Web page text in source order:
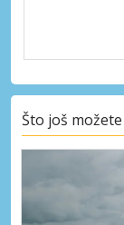
Što još